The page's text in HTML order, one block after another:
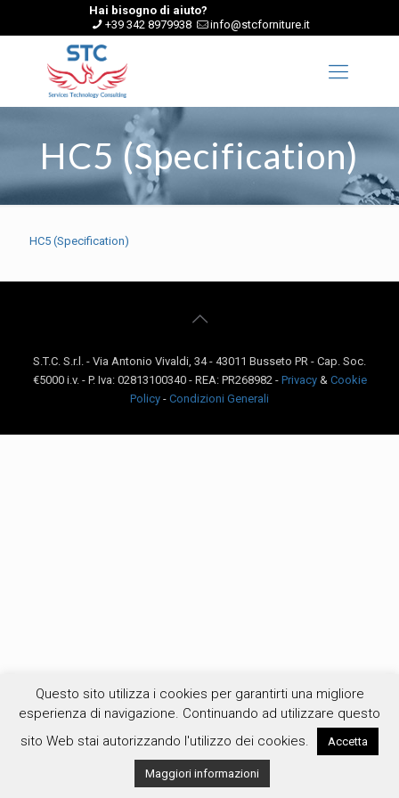
Hai bisogno di aiuto?
+39 342 8979938
info@stcforniture.it
HC5 (Specification)
HC5 (Specification)
S.T.C. S.r.l. - Via Antonio Vivaldi, 34 - 43011 Busseto PR - Cap. Soc.
€5000 i.v. - P. Iva: 02813100340 - REA: PR268982 - Privacy& Cookie
Policy - Condizioni Generali
Questo sito utilizza i cookies per garantirti una migliore
esperienza di navigazione. Continuando ad utilizzare questo
sito Web stai autorizzando l'utilizzo dei cookies.
Accetta
Maggiori informazioni